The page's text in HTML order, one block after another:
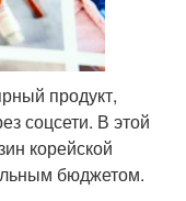
продукт,
соцсети. В этой
корейской
бюджетом.